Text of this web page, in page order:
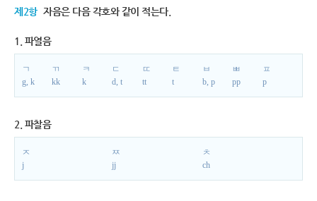
제2항 자음은 다음 각호와 같이 적는다.
1. 파열음
ㄱ
g, k
ㄲ
kk
ㅋ
k
ㄷ
d, t
ㄸ
tt
ㅌ
t
ㅂ
b, p
ㅃ
pp
ㅍ
p
2. 파찰음
ㅈ
j
ㅉ
jj
ㅊ
ch